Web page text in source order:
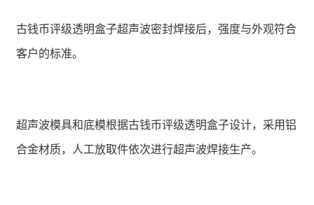
古钱币评级透明盒子超声波密封焊接后，强度与外观符合
客户的标准。
超声波模具和底模根据古钱币评级透明盒子设计，采用铝
合金材质，人工放取件依次进行超声波焊接生产。